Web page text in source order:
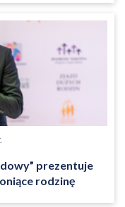
prezentuje
rodzinę